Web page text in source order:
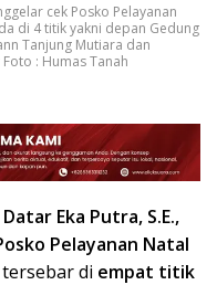
cek Posko Pelayanan
di 4 titik yakni depan Gedung
Tanjung Mutiara dan
: Humas Tanah
Eka Putra, S.E.,
Pelayanan Natal
di empat titik